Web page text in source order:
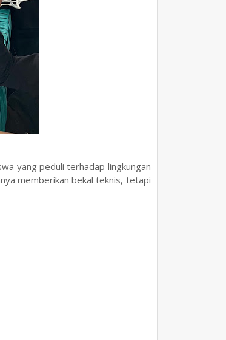
yang peduli terhadap lingkungan
memberikan bekal teknis, tetapi